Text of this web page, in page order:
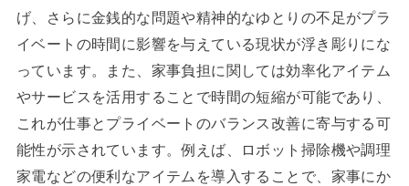
げ、さらに金銭的な問題や精神的なゆとりの不足がプラ
イベートの時間に影響を与えている現状が浮き彫りにな
っています。また、家事負担に関しては効率化アイテム
やサービスを活用することで時間の短縮が可能であり、
これが仕事とプライベートのバランス改善に寄与する可
能性が示されています。例えば、ロボット掃除機や調理
家電などの便利なアイテムを導入することで、家事にか